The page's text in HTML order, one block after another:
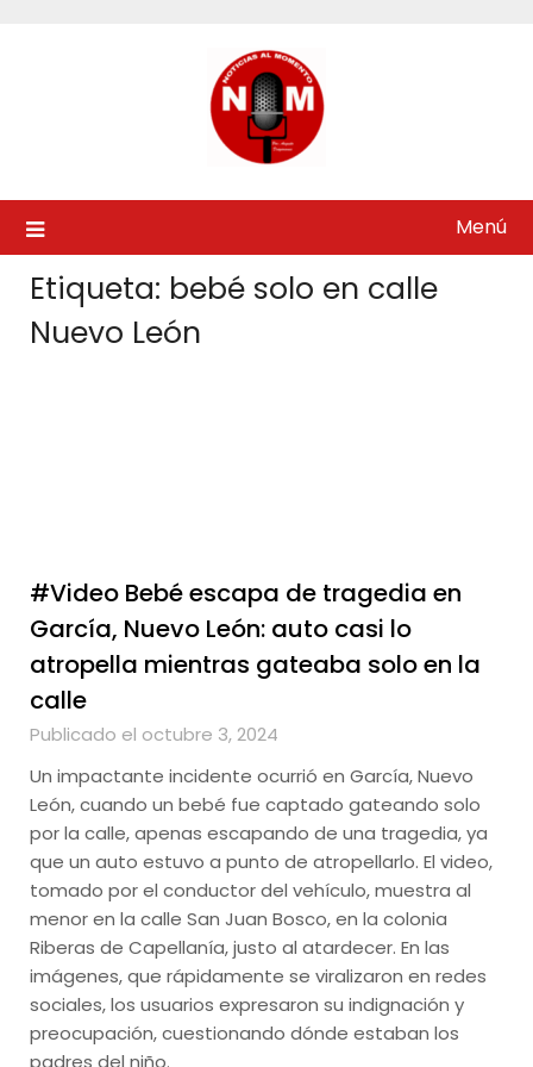
Menú
Etiqueta: bebé solo en calle
Nuevo León
#Video Bebé escapa de tragedia en
García, Nuevo León: auto casi lo
atropella mientras gateaba solo en la
calle
Publicado el octubre 3, 2024
Un impactante incidente ocurrió en García, Nuevo
León, cuando un bebé fue captado gateando solo
por la calle, apenas escapando de una tragedia, ya
que un auto estuvo a punto de atropellarlo. El video,
tomado por el conductor del vehículo, muestra al
menor en la calle San Juan Bosco, en la colonia
Riberas de Capellanía, justo al atardecer. En las
imágenes, que rápidamente se viralizaron en redes
sociales, los usuarios expresaron su indignación y
preocupación, cuestionando dónde estaban los
padres del niño.